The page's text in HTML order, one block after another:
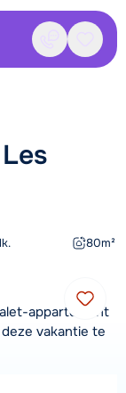
Contact
80m²
appartement
vakantie te